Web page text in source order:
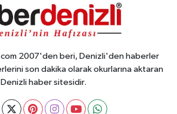
2007'den beri, Denizli'den haberler
son dakika olarak okurlarına aktaran
Denizli haber sitesidir.